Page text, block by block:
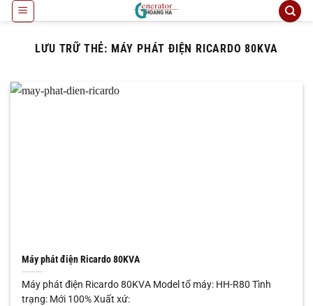
qua
LƯU TRỮ THẺ: MÁY PHÁT ĐIỆN RICARDO 80KVA
Máy phát điện Ricardo 80KVA
Máy phát điện Ricardo 80KVA Model tổ máy: HH-R80 Tình
trạng: Mới 100% Xuất xứ: